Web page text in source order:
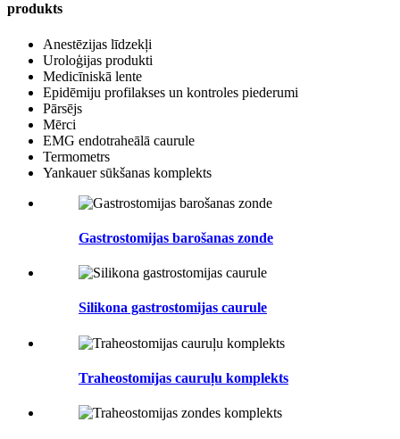
produkts
Anestēzijas līdzekļi
Uroloģijas produkti
Medicīniskā lente
Epidēmiju profilakses un kontroles piederumi
Pārsējs
Mērci
EMG endotraheālā caurule
Termometrs
Yankauer sūkšanas komplekts
Gastrostomijas barošanas zonde
Silikona gastrostomijas caurule
Traheostomijas cauruļu komplekts